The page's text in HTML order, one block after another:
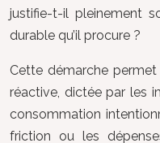
justifie-t-il pleinement
durable qu’il procure ?
Cette démarche permet
réactive, dictée par les
consommation
friction ou les